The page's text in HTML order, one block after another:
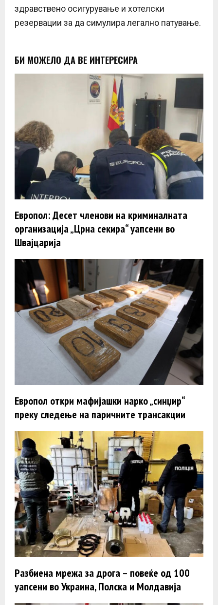
здравствено осигурување и хотелски
резервации за да симулира легално патување.
БИ МОЖЕЛО ДА ВЕ ИНТЕРЕСИРА
Европол: Десет членови на криминалната
организација „Црна секира“ уапсени во
Швајцарија
Европол откри мафијашки нарко „синџир“
преку следење на паричните трансакции
Разбиена мрежа за дрога – повеќе од 100
уапсени во Украина, Полска и Молдавија